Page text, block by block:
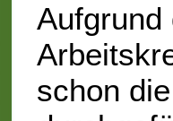
Aufgrund
schon